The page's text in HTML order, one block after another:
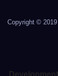
Copyright ©